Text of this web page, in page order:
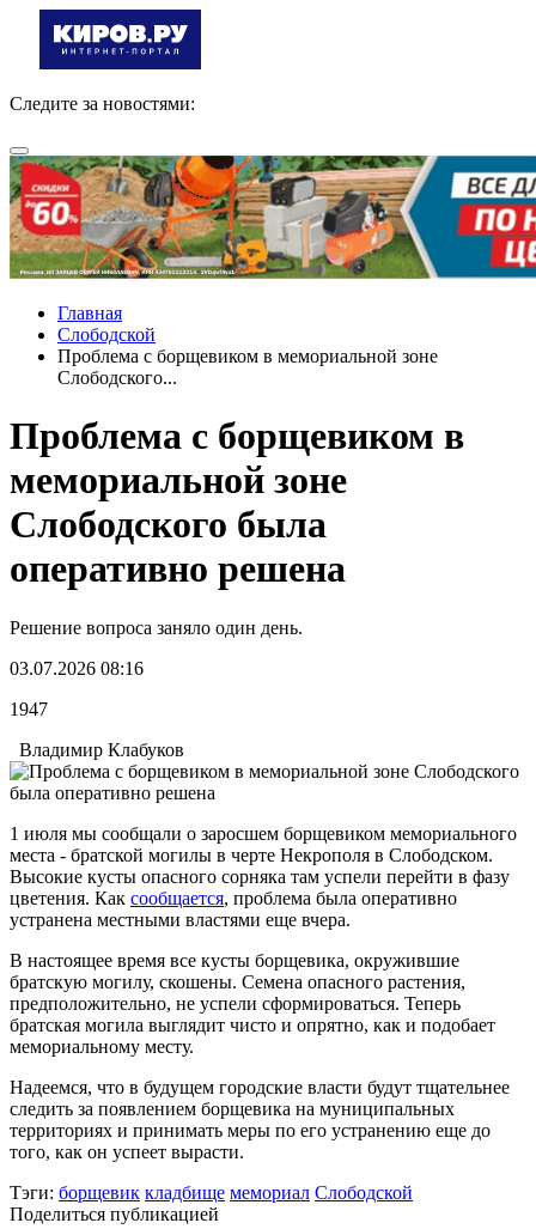
Следите за новостями:
Главная
Слободской
Проблема с борщевиком в мемориальной зоне
Слободского...
Проблема с борщевиком в
мемориальной зоне
Слободского была
оперативно решена
Решение вопроса заняло один день.
03.07.2026 08:16
1947
Владимир Клабуков
1 июля мы сообщали о заросшем борщевиком мемориального
места - братской могилы в черте Некрополя в Слободском.
Высокие кусты опасного сорняка там успели перейти в фазу
цветения. Как сообщается, проблема была оперативно
устранена местными властями еще вчера.
В настоящее время все кусты борщевика, окружившие
братскую могилу, скошены. Семена опасного растения,
предположительно, не успели сформироваться. Теперь
братская могила выглядит чисто и опрятно, как и подобает
мемориальному месту.
Надеемся, что в будущем городские власти будут тщательнее
следить за появлением борщевика на муниципальных
территориях и принимать меры по его устранению еще до
того, как он успеет вырасти.
Тэги: борщевик кладбище мемориал Слободской
Поделиться публикацией